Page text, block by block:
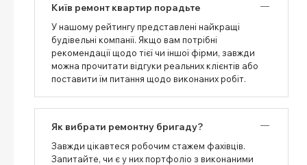
Київ ремонт квартир порадьте
У нашому рейтингу представлені найкращі
будівельні компанії. Якщо вам потрібні
рекомендації щодо тієї чи іншої фірми, завжди
можна прочитати відгуки реальних клієнтів або
поставити їм питання щодо виконаних робіт.
Як вибрати ремонтну бригаду?
Завжди цікавтеся робочим стажем фахівців.
Запитайте, чи є у них портфоліо з виконаними